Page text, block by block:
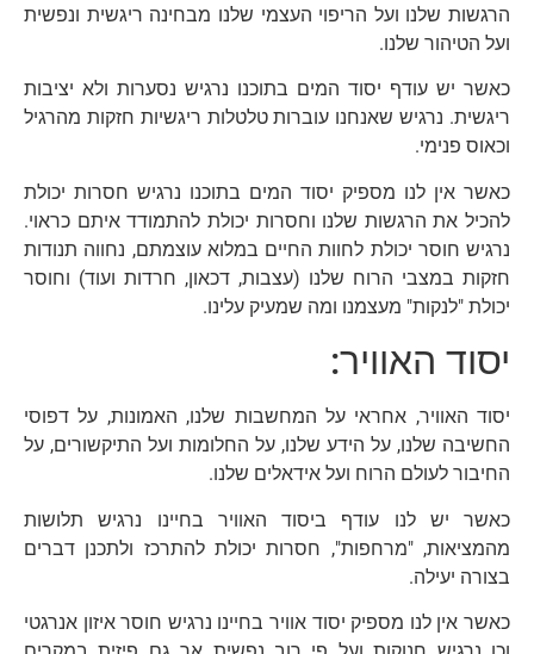
הרגשות שלנו ועל הריפוי העצמי שלנו מבחינה ריגשית ונפשית
ועל הטיהור שלנו.
כאשר יש עודף יסוד המים בתוכנו נרגיש נסערות ולא יציבות
ריגשית. נרגיש שאנחנו עוברות טלטלות ריגשיות חזקות מהרגיל
וכאוס פנימי.
כאשר אין לנו מספיק יסוד המים בתוכנו נרגיש חסרות יכולת
להכיל את הרגשות שלנו וחסרות יכולת להתמודד איתם כראוי.
נרגיש חוסר יכולת לחוות החיים במלוא עוצמתם, נחווה תנודות
חזקות במצבי הרוח שלנו (עצבות, דכאון, חרדות ועוד) וחוסר
יכולת "לנקות" מעצמנו ומה שמעיק עלינו.
יסוד האוויר:
יסוד האוויר, אחראי על המחשבות שלנו, האמונות, על דפוסי
החשיבה שלנו, על הידע שלנו, על החלומות ועל התיקשורים, על
החיבור לעולם הרוח ועל אידאלים שלנו.
כאשר יש לנו עודף ביסוד האוויר בחיינו נרגיש תלושות
מהמציאות, "מרחפות", חסרות יכולת להתרכז ולתכנן דברים
בצורה יעילה.
כאשר אין לנו מספיק יסוד אוויר בחיינו נרגיש חוסר איזון אנרגטי